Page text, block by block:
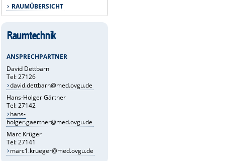
RAUMÜBERSICHT
Raumtechnik
ANSPRECHPARTNER
David Dettbarn
Tel: 27126
david.dettbarn@med.ovgu.de
Hans-Holger Gärtner
Tel: 27142
hans-
holger.gaertner@med.ovgu.de
Marc Krüger
Tel: 27141
marc1.krueger@med.ovgu.de